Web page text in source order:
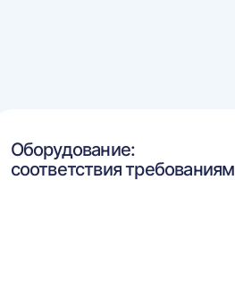
Оборудование:
соответствия требованиям